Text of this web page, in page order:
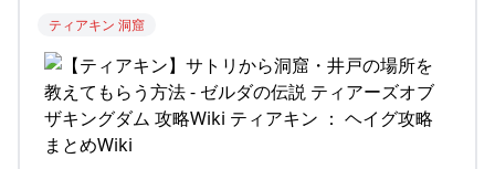
ティアキン 洞窟